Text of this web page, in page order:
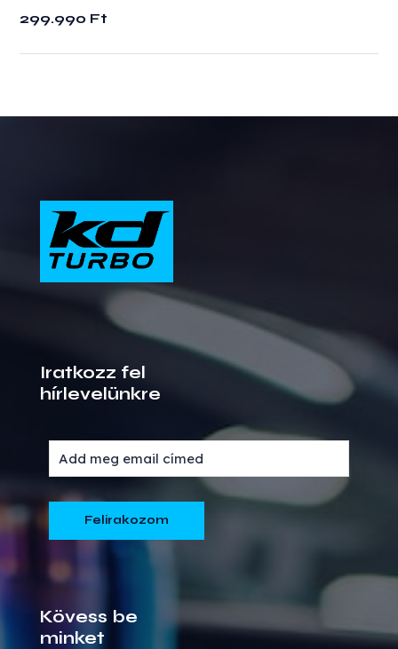
299.990 Ft
Iratkozz fel
hírlevelünkre
Kövess be
minket